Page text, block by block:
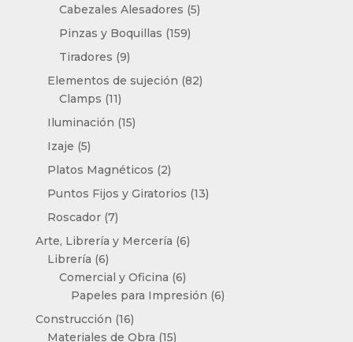
productos
Cabezales Alesadores 55
Pinzas y Boquillas 159159
Tiradores 99
productos
Elementos de sujeción 8282
Clamps 1111
productos
Iluminación 1515
Izaje 55
productos
Platos Magnéticos 22
productos
Puntos Fijos y Giratorios 1313
Roscador 77
productos
Arte, Librería y Mercería 66
Librería 66
productos
Comercial y Oficina 66
productos
Papeles para Impresión 66
Construcción 1616
productos
Materiales de Obra 1515